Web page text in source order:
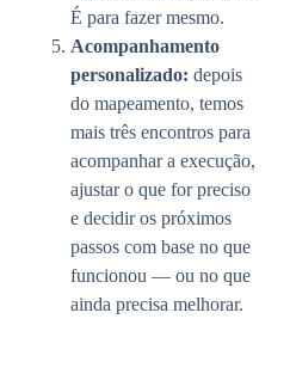
É para fazer mesmo.
Acompanhamento
personalizado: depois
do mapeamento, temos
mais três encontros para
acompanhar a execução,
ajustar o que for preciso
e decidir os próximos
passos com base no que
funcionou — ou no que
ainda precisa melhorar.